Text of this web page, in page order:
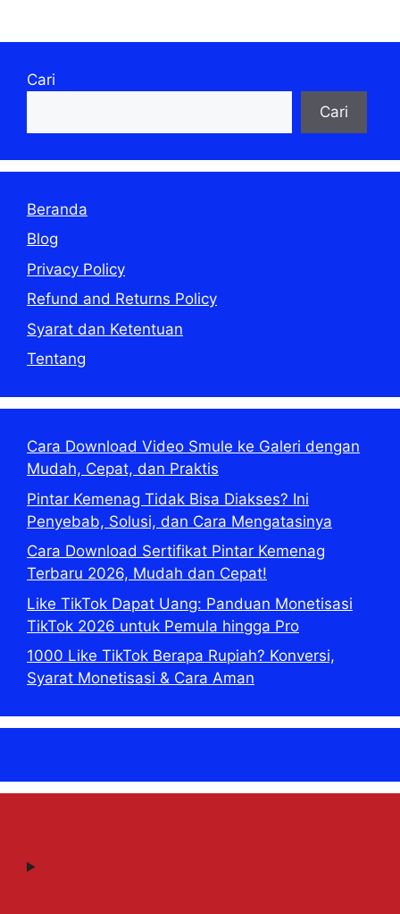
Cari
Cari
Beranda
Blog
Privacy Policy
Refund and Returns Policy
Syarat dan Ketentuan
Tentang
Cara Download Video Smule ke Galeri dengan
Mudah, Cepat, dan Praktis
Pintar Kemenag Tidak Bisa Diakses? Ini
Penyebab, Solusi, dan Cara Mengatasinya
Cara Download Sertifikat Pintar Kemenag
Terbaru 2026, Mudah dan Cepat!
Like TikTok Dapat Uang: Panduan Monetisasi
TikTok 2026 untuk Pemula hingga Pro
1000 Like TikTok Berapa Rupiah? Konversi,
Syarat Monetisasi & Cara Aman